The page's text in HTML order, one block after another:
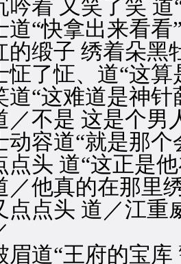
又笑了笑 道“
快拿出来看看”
缎子 绣着朵黑
了怔、道“这算
这难道是神针
不是 这是个男
道“就是那个
道“这正是他
他真的在那里
头 道／江重
“王府的宝库